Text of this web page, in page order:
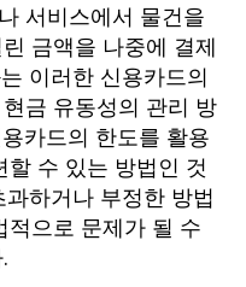
서비스에서 물건을
금액을 나중에 결제
이러한 신용카드의
금 유동성의 관리 방
카드의 한도를 활용
수 있는 방법인 것
하거나 부정한 방법
으로 문제가 될 수